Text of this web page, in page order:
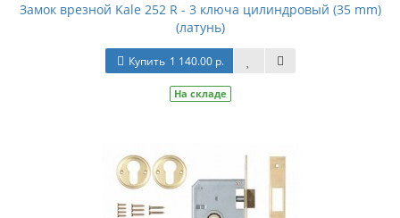
Замок врезной Kale 252 R - 3 ключа цилиндровый (35 mm)
(латунь)
Купить 1 140.00 р.
На складе